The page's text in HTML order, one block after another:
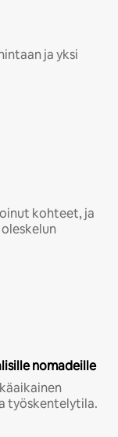
ja yksi
kohteet, ja
nomadeille
työskentelytila.